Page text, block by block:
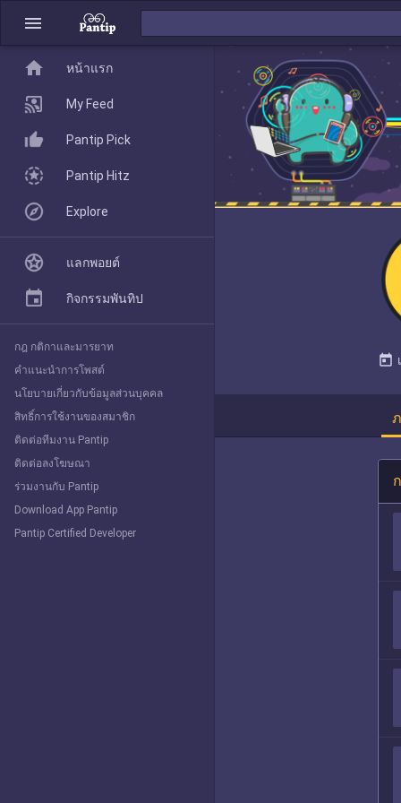
menu
today
home
Pantip Pick
Explore
home หน้าแรก
My Feed
Pantip Pick
Pantip Hitz
Explore
แลกพอยต์
กิจกรรมพันทิป
กฎ กติกาและมารยาท
คำแนะนำการโพสต์
นโยบายเกี่ยวกับข้อมูลส่วนบุคคล
สิทธิ์การใช้งานของสมาชิก
ติดต่อทีมงาน Pantip
ติดต่อลงโฆษณา
ร่วมงานกับ Pantip
Download App Pantip
Pantip Certified Developer